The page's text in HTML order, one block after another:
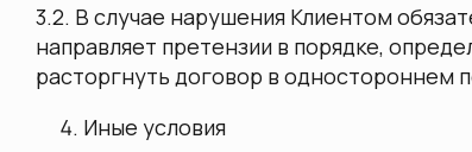
3.2. В случае нарушения Клиентом
направляет претензии в порядке,
расторгнуть договор в одностороннем
Иные условия